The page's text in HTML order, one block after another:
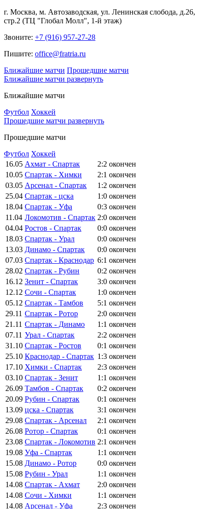
г. Москва, м. Автозаводская, ул. Ленинская слобода, д.26,
стр.2 (ТЦ "Глобал Молл", 1-й этаж)
Звоните: +7 (916) 957-27-28
Пишите: office@fratria.ru
Ближайшие матчи Прошедшие матчи
Ближайшие матчи развернуть
Ближайшие матчи
Футбол Хоккей
Прошедшие матчи развернуть
Прошедшие матчи
Футбол Хоккей
16.05 Ахмат - Спартак 2:2 окончен
10.05 Спартак - Химки 2:1 окончен
03.05 Арсенал - Спартак 1:2 окончен
25.04 Спартак - цска 1:0 окончен
18.04 Спартак - Уфа 0:3 окончен
11.04 Локомотив - Спартак 2:0 окончен
04.04 Ростов - Спартак 0:0 окончен
18.03 Спартак - Урал 0:0 окончен
13.03 Динамо - Спартак 0:0 окончен
07.03 Спартак - Краснодар 6:1 окончен
28.02 Спартак - Рубин 0:2 окончен
16.12 Зенит - Спартак 3:0 окончен
12.12 Сочи - Спартак 1:0 окончен
05.12 Спартак - Тамбов 5:1 окончен
29.11 Спартак - Ротор 2:0 окончен
21.11 Спартак - Динамо 1:1 окончен
07.11 Урал - Спартак 2:2 окончен
31.10 Спартак - Ростов 0:1 окончен
25.10 Краснодар - Спартак 1:3 окончен
17.10 Химки - Спартак 2:3 окончен
03.10 Спартак - Зенит 1:1 окончен
26.09 Тамбов - Спартак 0:2 окончен
20.09 Рубин - Спартак 0:1 окончен
13.09 цска - Спартак 3:1 окончен
29.08 Спартак - Арсенал 2:1 окончен
26.08 Ротор - Спартак 0:1 окончен
23.08 Спартак - Локомотив 2:1 окончен
19.08 Уфа - Спартак 1:1 окончен
15.08 Динамо - Ротор 0:0 окончен
15.08 Рубин - Урал 1:1 окончен
14.08 Спартак - Ахмат 2:0 окончен
14.08 Сочи - Химки 1:1 окончен
14.08 Арсенал - Уфа 2:3 окончен